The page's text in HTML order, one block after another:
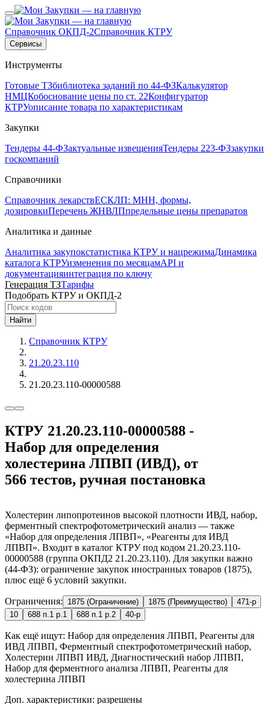
Справочник ОКПД-2Справочник КТРУ
Сервисы
Инструменты
Готовые ТЗбиблиотека заданий по 44-ФЗКалькулятор
НМЦКобоснование цены по ст. 22Конфигуратор
КТРУописание товара по характеристикам
Закупки
Тендеры 44-ФЗактуальные извещенияТендеры 223-ФЗзакупки
госкомпаний
Справочники
Справочник лекарствЕСКЛП: МНН, формы,
дозировкиПеречень ЖНВЛПпредельные цены препаратов
Аналитика и данные
Аналитика закупокстатистика КТРУ и нацрежимаДинамика
каталога КТРУизменения по месяцамAPI и
документацияинтеграция по ключу
Генерация ТЗТарифы
Подобрать КТРУ и ОКПД-2
Найти
Справочник КТРУ
21.20.23.110
21.20.23.110-00000588
КТРУ 21.20.23.110-00000588 -
Набор для определения
холестерина ЛПВП (ИВД), от
566 тестов, ручная постановка
Холестерин липопротеинов высокой плотности ИВД, набор,
ферментный спектрофотометрический анализ — также
«Набор для определения ЛПВП», «Реагенты для ИВД
ЛПВП». Входит в каталог КТРУ под кодом 21.20.23.110-
00000588 (группа ОКПД2 21.20.23.110). Для закупки важно
(44-ФЗ): ограничение закупок иностранных товаров (1875),
плюс ещё 6 условий закупки.
Ограничения: 1875 (Ограничение) 1875 (Преимущество)
471-р
10
688 п.1 р.1 688 п.1 р.2 40-р
Как ещё ищут: Набор для определения ЛПВП, Реагенты для
ИВД ЛПВП, Ферментный спектрофотометрический набор,
Холестерин ЛПВП ИВД, Диагностический набор ЛПВП,
Набор для ферментного анализа ЛПВП, Реагенты для
холестерина ЛПВП
Доп. характеристики: разрешены